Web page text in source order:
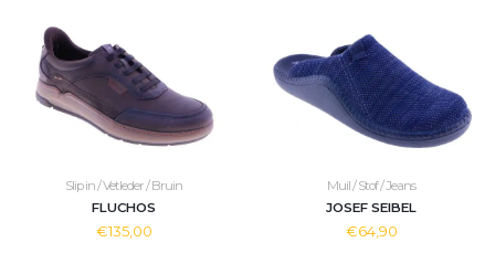
Slip in / Vetleder / Bruin
FLUCHOS
€135,00
Muil / Stof / Jeans
JOSEF SEIBEL
€64,90